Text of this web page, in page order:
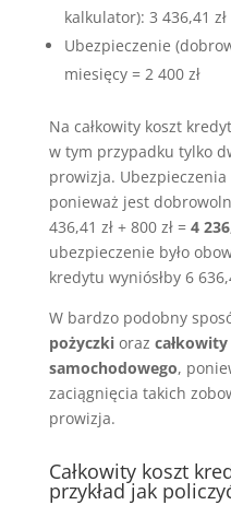
kalkulator): 3 436,41 zł
Ubezpieczenie
miesięcy = 2 400 zł
Na całkowity koszt
w tym przypadku tylko
prowizja.
ponieważ jest
436,41 zł + 800 zł = 4
ubezpieczenie było
kredytu wyniósłby 6
W bardzo podobny
pożyczkioraz
samochodowego,
zaciągnięcia takich
prowizja.
Całkowity koszt
przykład jak